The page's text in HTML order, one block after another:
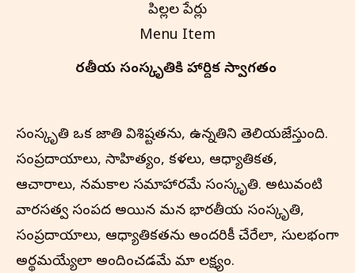
పిల్లల పేర్లు
Menu Item
భారతీయ సంస్కృతి‌కి హార్దిక స్వాగతం
సంస్కృతి ఒక జాతి విశిష్టతను, ఉన్నతిని తెలియజేస్తుంది.
సంప్రదాయాలు, సాహిత్యం, కళలు, ఆధ్యాత్మికత,
ఆచారాలు, నమ్మకాల సమాహారమే సంస్కృతి. అటువంటి
వారసత్వ సంపద అయిన మన భారతీయ సంస్కృతి,
సంప్రదాయాలు, ఆధ్యాత్మికతను అందరికీ చేరేలా, సులభంగా
అర్థమయ్యేలా అందించడమే మా లక్ష్యం.